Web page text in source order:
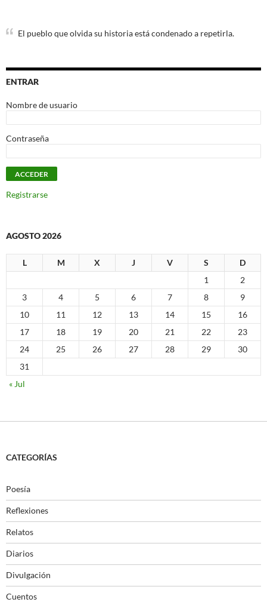
El pueblo que olvida su historia está condenado a repetirla.
ENTRAR
Nombre de usuario
Contraseña
Registrarse
AGOSTO 2026
L M X J V S
D
1
2
3
4 5 6 7 8
9
10
11 12 13 14 15
16
17
18 19 20 21 22
23
24
25 26 27 28 29
30
31
« Jul
CATEGORÍAS
Poesía
Reflexiones
Relatos
Diarios
Divulgación
Cuentos